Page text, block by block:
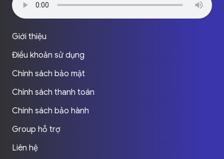
Giới thiệu
Điều khoản sử dụng
Chính sách bảo mật
Chính sách thanh toán
Chính sách bảo hành
Group hỗ trợ
Liên hệ